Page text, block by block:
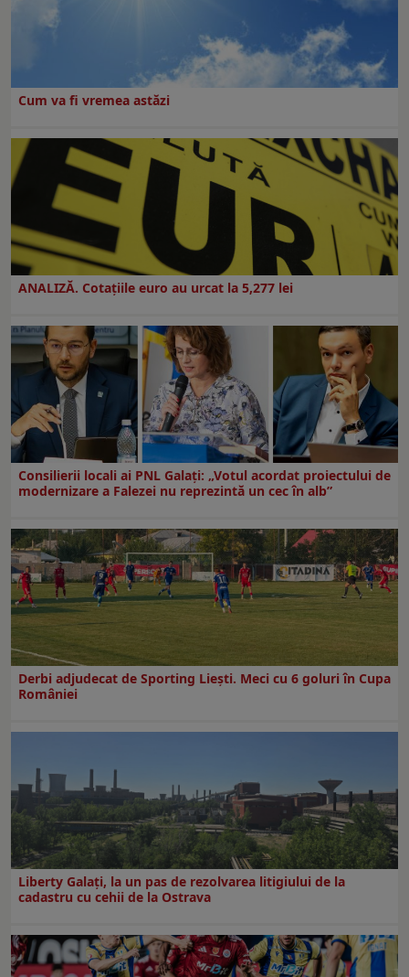
Cum va fi vremea astăzi
ANALIZĂ. Cotațiile euro au urcat la 5,277 lei
Consilierii locali ai PNL Galaţi: „Votul acordat proiectului de
modernizare a Falezei nu reprezintă un cec în alb”
Derbi adjudecat de Sporting Liești. Meci cu 6 goluri în Cupa
României
Liberty Galați, la un pas de rezolvarea litigiului de la
cadastru cu cehii de la Ostrava